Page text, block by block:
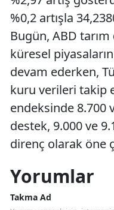
%0,2 artışla
Bugün, ABD tarım
küresel
devam ederken,
kuru verileri takip
endeksinde 8.700
destek, 9.000 ve
direnç olarak öne
Yorumlar
Takma Ad